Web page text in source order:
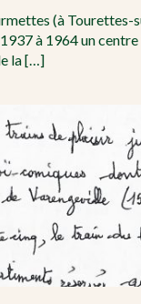
(à Tourettes-
à 1964 un
la […]